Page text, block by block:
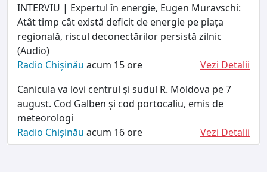
INTERVIU | Expertul în energie, Eugen Muravschi:
Atât timp cât există deficit de energie pe piața
regională, riscul deconectărilor persistă zilnic
(Audio)
Radio Chișinău acum 15 ore
Vezi Detalii
Canicula va lovi centrul și sudul R. Moldova pe 7
august. Cod Galben și cod portocaliu, emis de
meteorologi
Radio Chișinău acum 16 ore Vezi Detalii